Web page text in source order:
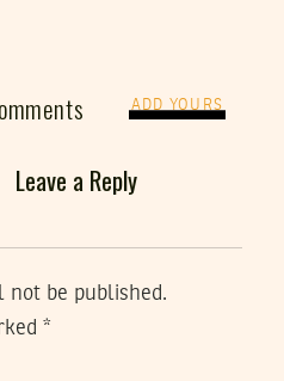
ADD YOURS
Leave a Reply
not be published.
*